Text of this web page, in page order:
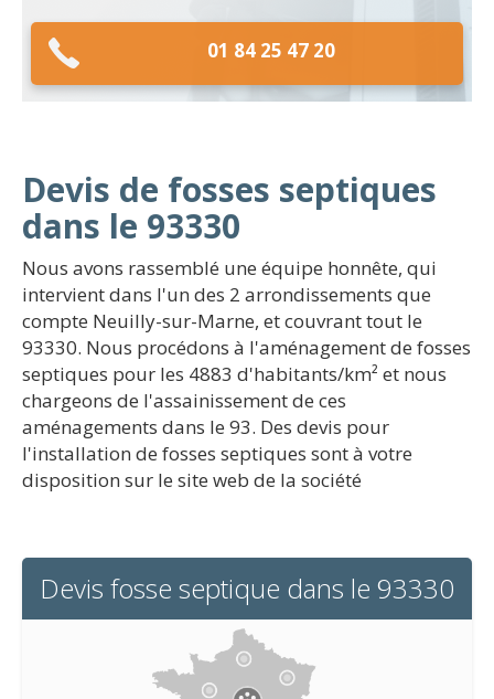
01 84 25 47 20
Devis de fosses septiques
dans le 93330
Nous avons rassemblé une équipe honnête, qui
intervient dans l'un des 2 arrondissements que
compte Neuilly-sur-Marne, et couvrant tout le
93330. Nous procédons à l'aménagement de fosses
septiques pour les 4883 d'habitants/km² et nous
chargeons de l'assainissement de ces
aménagements dans le 93. Des devis pour
l'installation de fosses septiques sont à votre
disposition sur le site web de la société
Devis fosse septique dans le 93330